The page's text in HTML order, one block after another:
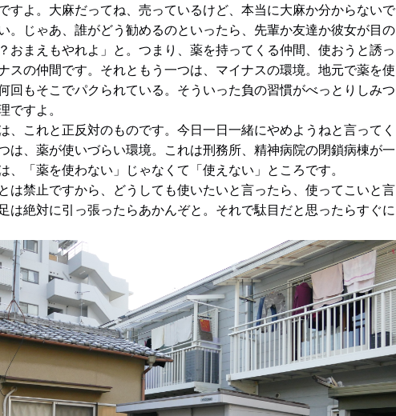
すよ。大麻だってね、売っているけど、本当に大麻か分からないで
。じゃあ、誰がどう勧めるのといったら、先輩か友達か彼女が目の
おまえもやれよ」と。つまり、薬を持ってくる仲間、使おうと誘っ
スの仲間です。それともう一つは、マイナスの環境。地元で薬を使
回もそこでパクられている。そういった負の習慣がべっとりしみつ
すよ。
、これと正反対のものです。今日一日一緒にやめようねと言ってく
は、薬が使いづらい環境。これは刑務所、精神病院の閉鎖病棟が一
「薬を使わない」じゃなくて「使えない」ところです。
は禁止ですから、どうしても使いたいと言ったら、使ってこいと言
は絶対に引っ張ったらあかんぞと。それで駄目だと思ったらすぐに